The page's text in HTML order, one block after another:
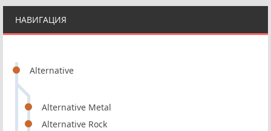
НАВИГАЦИЯ
Alternative
Alternative Metal
Alternative Rock